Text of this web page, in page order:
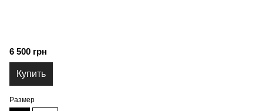
6 500 грн
Купить
Размер